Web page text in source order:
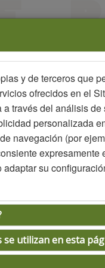
y de terceros que
ofrecidos en el
través del análisis
personalizada
navegación (por
expresamente
su
se utilizan en esta
ÁREA PERSONAL